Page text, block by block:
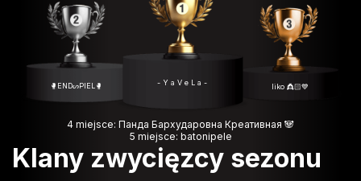
- Y a V e L a -
🥊ENDᔕPIEL🥊 liko 👸🏻💙
4 miejsce: Панда Бархударовна Креативная 🐼
5 miejsce: batonipele
Klany zwycięzcy sezonu